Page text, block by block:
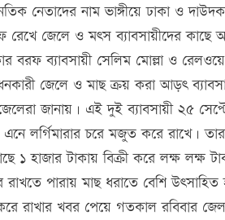
নেতাদের নাম ভাঙ্গীয়ে ঢাকা ও
রেখে জেলে ও মৎস ব্যাবসায়ীদের কাছে
বরফ ব্যাবসায়ী সেলিম মোল্লা ও
জেলে ও মাছ ক্রয় করা আড়ৎ
জানায়। এই দুই ব্যাবসায়ী ২৫
এনে লর্গিমারার চরে মজুত করে রাখে।
১ হাজার টাকায় বিক্রী করে লক্ষ লক্ষ
রাখতে পারায় মাছ ধরাতে বেশি
রাখার খবর পেয়ে গতকাল রবিবার জেলা